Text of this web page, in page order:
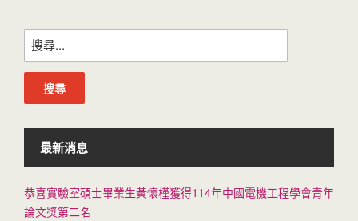
搜
尋
關
最新消息
恭喜實驗室碩士畢業生黃懷槿獲得114年中國電機工程學會青年
論文獎第二名